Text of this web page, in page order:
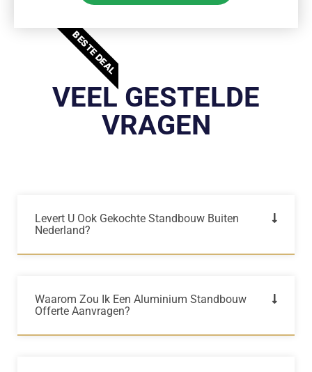
BESTE DEAL
VEEL GESTELDE
VRAGEN
Levert U Ook Gekochte Standbouw Buiten
Nederland?
Waarom Zou Ik Een Aluminium Standbouw
Offerte Aanvragen?